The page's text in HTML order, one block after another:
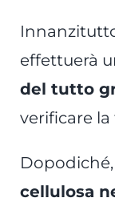
effettuerà
del tutto
verificare
cellulosa